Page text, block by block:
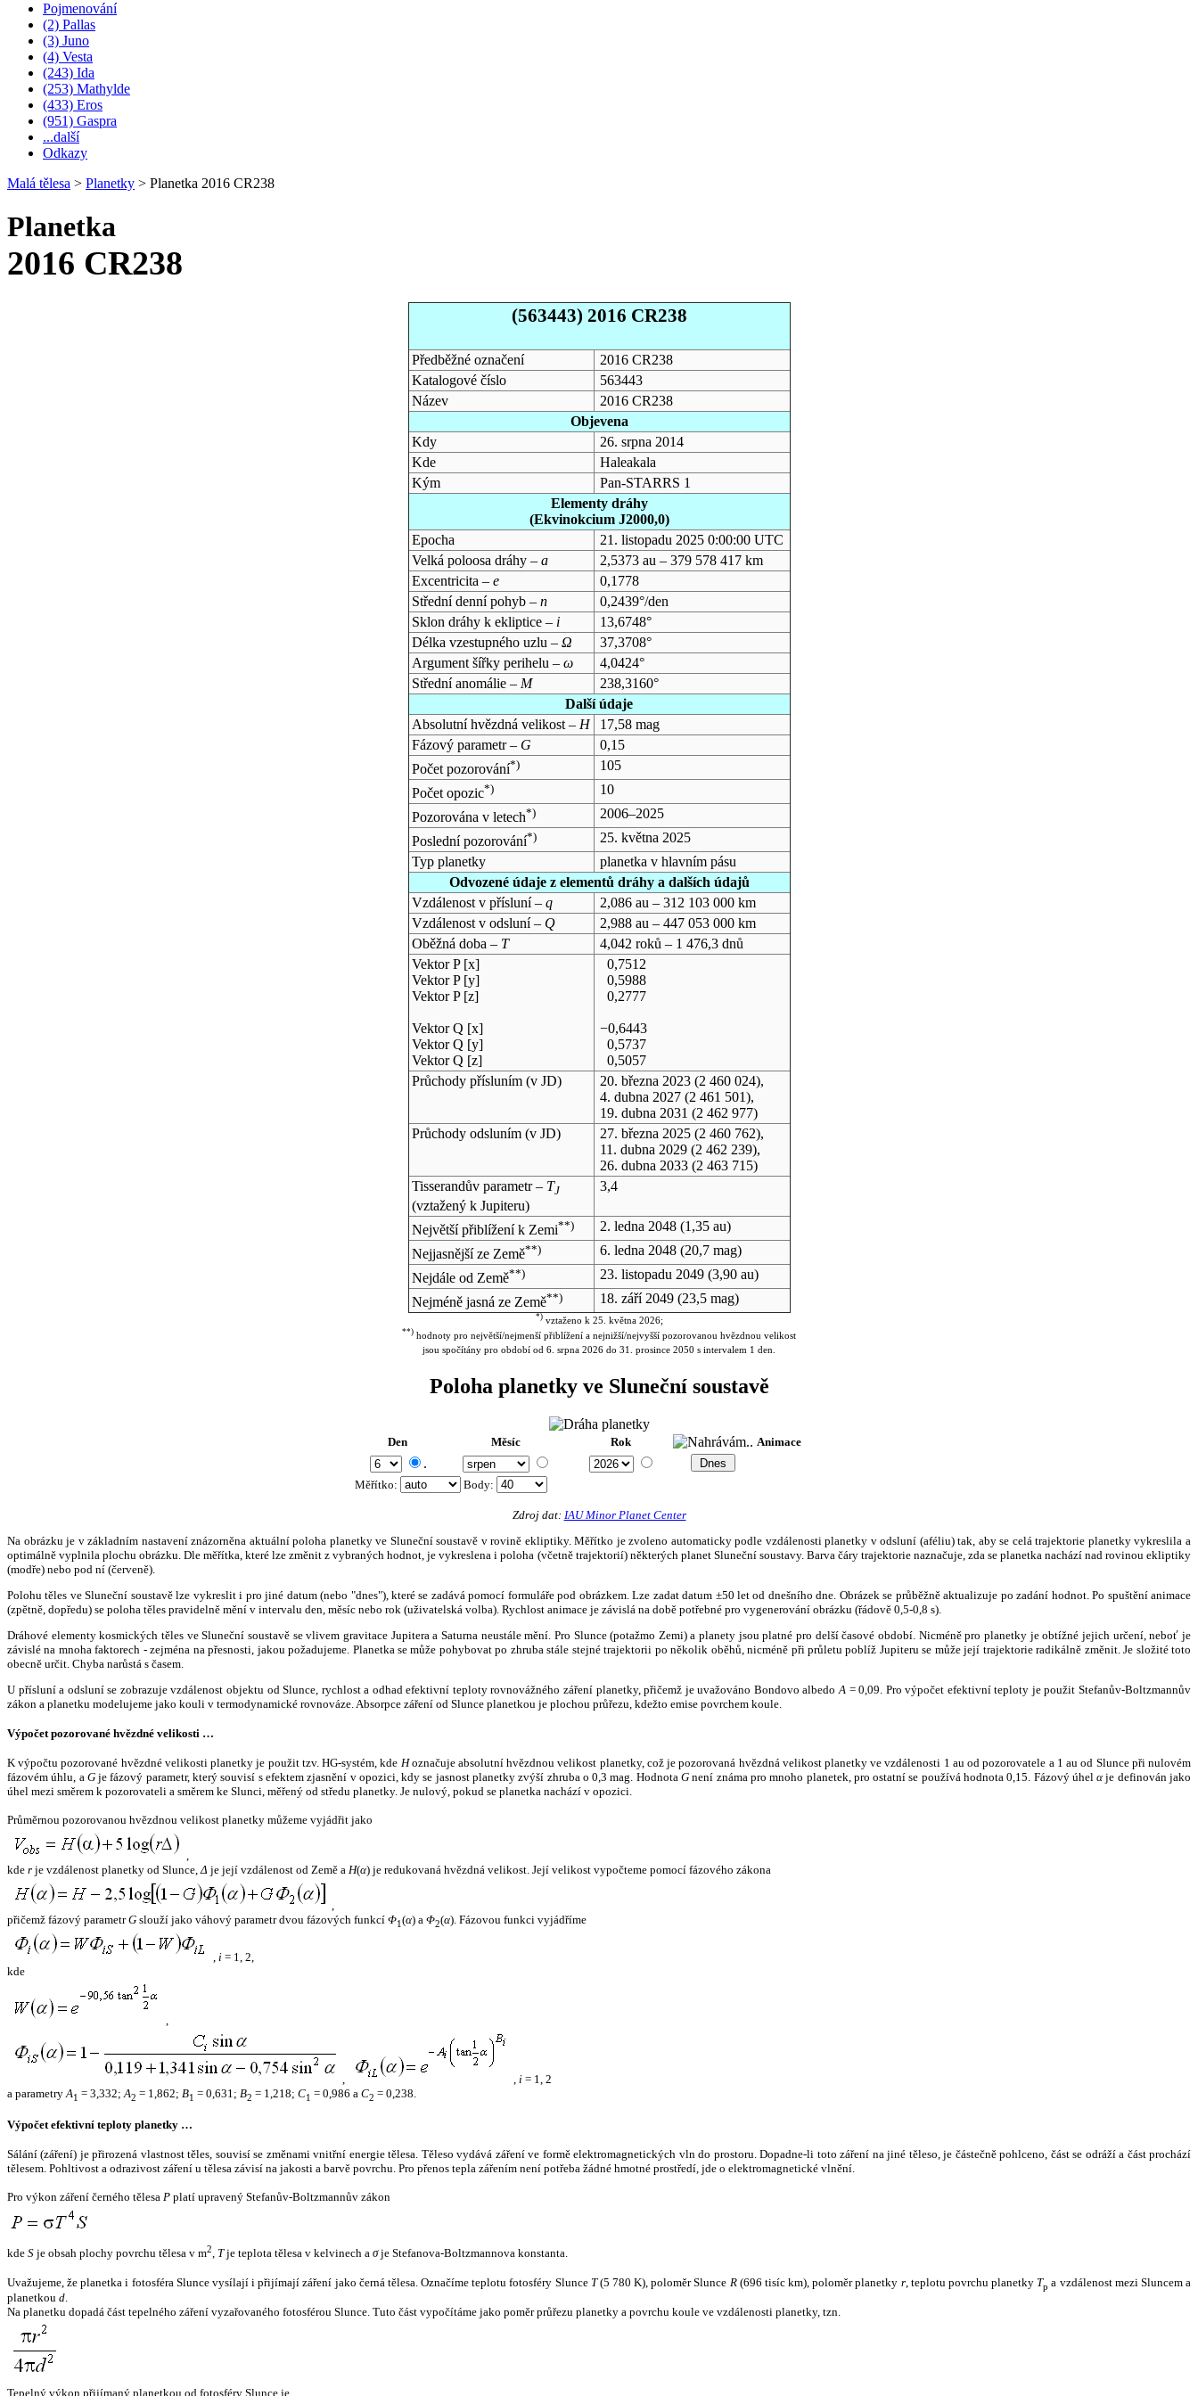
Pojmenování
(2) Pallas
(3) Juno
(4) Vesta
(243) Ida
(253) Mathylde
(433) Eros
(951) Gaspra
...další
Odkazy
Malá tělesa > Planetky > Planetka 2016 CR238
Planetka
2016 CR238
(563443) 2016 CR238
Předběžné označení
2016 CR238
Katalogové číslo
563443
Název
2016 CR238
Objevena
Kdy
26. srpna 2014
Kde
Haleakala
Kým
Pan-STARRS 1
Elementy dráhy
(Ekvinokcium J2000,0)
Epocha
21. listopadu 2025 0:00:00 UTC
Velká poloosa dráhy – a
2,5373 au – 379 578 417 km
Excentricita – e
0,1778
Střední denní pohyb – n
0,2439°/den
Sklon dráhy k ekliptice – i
13,6748°
Délka vzestupného uzlu – Ω
37,3708°
Argument šířky perihelu – ω
4,0424°
Střední anomálie – M
238,3160°
Další údaje
Absolutní hvězdná velikost – H
17,58 mag
Fázový parametr – G
0,15
Počet pozorování*)
105
Počet opozic*)
10
Pozorována v letech*)
2006–2025
Poslední pozorování*)
25. května 2025
Typ planetky
planetka v hlavním pásu
Odvozené údaje z elementů dráhy a dalších údajů
Vzdálenost v přísluní – q
2,086 au – 312 103 000 km
Vzdálenost v odsluní – Q
2,988 au – 447 053 000 km
Oběžná doba – T
4,042 roků – 1 476,3 dnů
Vektor P [x]
Vektor P [y]
Vektor P [z]
Vektor Q [x]
Vektor Q [y]
Vektor Q [z]
0,7512
0,5988
0,2777
−0,6443
0,5737
0,5057
Průchody přísluním (v JD) 20. března 2023(2 460 024),
4. dubna 2027(2 461 501),
19. dubna 2031 (2 462 977)
Průchody odsluním (v JD) 27. března 2025(2 460 762),
11. dubna 2029(2 462 239),
26. dubna 2033(2 463 715)
Tisserandův parametr – TJ
(vztažený k Jupiteru)
3,4
Největší přiblížení k Zemi**) 2. ledna 2048(1,35 au)
Nejjasnější ze Země**) 6. ledna 2048(20,7 mag)
Nejdále od Země**) 23. listopadu 2049(3,90 au)
Nejméně jasná ze Země**) 18. září 2049(23,5 mag)
*)vztaženo k 25. května 2026;
**) hodnoty pro největší/nejmenší přiblížení a nejnižší/nejvyšší pozorovanou hvězdnou velikost
jsou spočítány pro období od 6. srpna 2026 do 31. prosince 2050 s intervalem 1 den.
Poloha planetky ve Sluneční soustavě
Den Měsíc Rok Animace
.
Měřítko: Body:
Zdroj dat: IAU Minor Planet Center
Na obrázku je v základním nastavení znázorněna aktuální poloha planetky ve Sluneční soustavě v rovině ekliptiky. Měřítko je zvoleno automaticky podle vzdálenosti planetky v odsluní (aféliu) tak, aby se celá trajektorie planetky vykreslila a
optimálně vyplnila plochu obrázku. Dle měřítka, které lze změnit z vybraných hodnot, je vykreslena i poloha (včetně trajektorií) některých planet Sluneční soustavy. Barva čáry trajektorie naznačuje, zda se planetka nachází nad rovinou ekliptiky
(modře) nebo pod ní (červeně).
Polohu těles ve Sluneční soustavě lze vykreslit i pro jiné datum (nebo "dnes"), které se zadává pomocí formuláře pod obrázkem. Lze zadat datum ±50 let od dnešního dne. Obrázek se průběžně aktualizuje po zadání hodnot. Po spuštění animace
(zpětně, dopředu) se poloha těles pravidelně mění v intervalu den, měsíc nebo rok (uživatelská volba). Rychlost animace je závislá na době potřebné pro vygenerování obrázku (řádově 0,5-0,8 s).
Dráhové elementy kosmických těles ve Sluneční soustavě se vlivem gravitace Jupitera a Saturna neustále mění. Pro Slunce (potažmo Zemi) a planety jsou platné pro delší časové období. Nicméně pro planetky je obtížné jejich určení, neboť je
závislé na mnoha faktorech - zejména na přesnosti, jakou požadujeme. Planetka se může pohybovat po zhruba stále stejné trajektorii po několik oběhů, nicméně při průletu poblíž Jupiteru se může její trajektorie radikálně změnit. Je složité toto
obecně určit. Chyba narůstá s časem.
U přísluní a odsluní se zobrazuje vzdálenost objektu od Slunce, rychlost a odhad efektivní teploty rovnovážného záření planetky, přičemž je uvažováno Bondovo albedo A = 0,09. Pro výpočet efektivní teploty je použit Stefanův-Boltzmannův
zákon a planetku modelujeme jako kouli v termodynamické rovnováze. Absorpce záření od Slunce planetkou je plochou průřezu, kdežto emise povrchem koule.
Výpočet pozorované hvězdné velikosti …
K výpočtu pozorované hvězdné velikosti planetky je použit tzv. HG-systém, kde Hoznačuje absolutní hvězdnou velikost planetky, což je pozorovaná hvězdná velikost planetky ve vzdálenosti 1 au od pozorovatele a 1 au od Slunce při nulovém
fázovém úhlu, a Gje fázový parametr, který souvisí s efektem zjasnění v opozici, kdy se jasnost planetky zvýší zhruba o 0,3 mag. HodnotaG není známa pro mnoho planetek, pro ostatní se používá hodnota 0,15. Fázový úhelα je definován jako
úhel mezi směrem k pozorovateli a směrem ke Slunci, měřený od středu planetky. Je nulový, pokud se planetka nachází v opozici.
Průměrnou pozorovanou hvězdnou velikost planetky můžeme vyjádřit jako
,
kde r je vzdálenost planetky od Slunce,Δ je její vzdálenost od Země a H(α) je redukovaná hvězdná velikost. Její velikost vypočteme pomocí fázového zákona
,
přičemž fázový parametrG slouží jako váhový parametr dvou fázových funkcí Φ1(α) a Φ2(α). Fázovou funkci vyjádříme
, i = 1, 2,
kde
,
, , i = 1, 2
a parametryA1 = 3,332;A2 = 1,862; B1 = 0,631; B2 = 1,218; C1 = 0,986 a C2 = 0,238.
Výpočet efektivní teploty planetky …
Sálání (záření) je přirozená vlastnost těles, souvisí se změnami vnitřní energie tělesa. Těleso vydává záření ve formě elektromagnetických vln do prostoru. Dopadne-li toto záření na jiné těleso, je částečně pohlceno, část se odráží a část prochází
tělesem. Pohltivost a odrazivost záření u tělesa závisí na jakosti a barvě povrchu. Pro přenos tepla zářením není potřeba žádné hmotné prostředí, jde o elektromagnetické vlnění.
Pro výkon záření černého tělesa P platí upravený Stefanův-Boltzmannův zákon
kde S je obsah plochy povrchu tělesa v m2, Tje teplota tělesa v kelvinech a σje Stefanova-Boltzmannova konstanta.
Uvažujeme, že planetka i fotosféra Slunce vysílají i přijímají záření jako černá tělesa. Označíme teplotu fotosféry Slunce T(5 780 K), poloměr Slunce R(696 tisíc km), poloměr planetky r, teplotu povrchu planetky Tp a vzdálenost mezi Sluncem a
planetkou d.
Na planetku dopadá část tepelného záření vyzařovaného fotosférou Slunce. Tuto část vypočítáme jako poměr průřezu planetky a povrchu koule ve vzdálenosti planetky, tzn.
Tepelný výkon přijímaný planetkou od fotosféry Slunce je